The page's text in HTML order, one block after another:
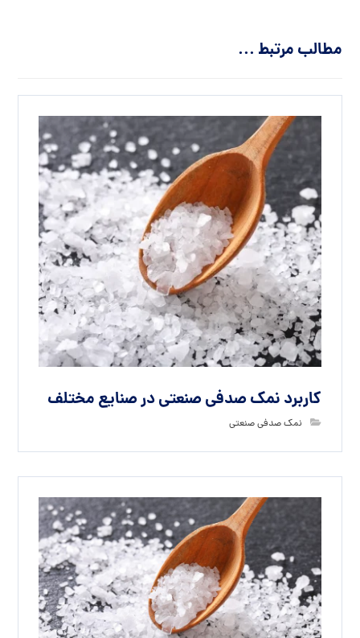
مطالب مرتبط ...
کاربرد نمک صدفی صنعتی در صنایع مختلف
نمک صدفی صنعتی